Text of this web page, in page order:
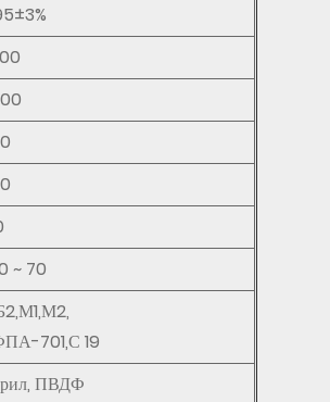
~ 70
701,С 19
ПВДФ